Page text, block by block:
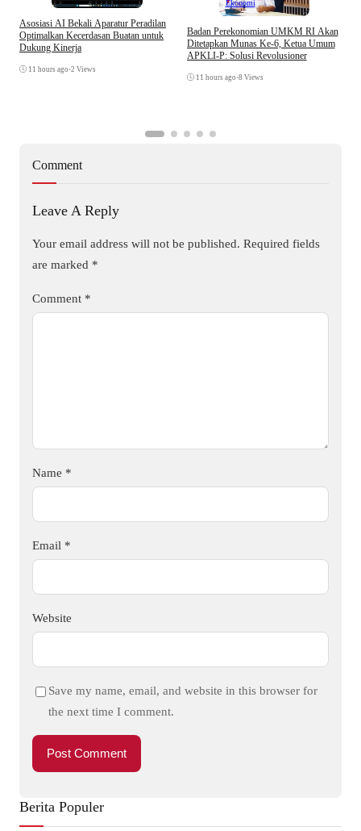
Asosiasi AI Bekali Aparatur Peradilan
Optimalkan Kecerdasan Buatan untuk
Dukung Kinerja
11 hours ago •2 Views
Ekonomi
Badan Perekonomian UMKM RI Akan
Ditetapkan Munas Ke-6, Ketua Umum
APKLI-P: Solusi Revolusioner
11 hours ago •8 Views
Comment
Leave A Reply
Your email address will not be published. Required fields
are marked *
Comment *
Name *
Email *
Website
Save my name, email, and website in this browser for
the next time I comment.
Berita Populer